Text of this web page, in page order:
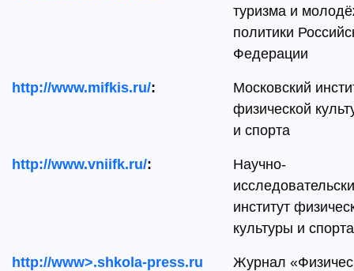
туризма и
политики
Федерации
http://www.mifkis.ru/:
Московский
физической
и спорта
http://www.vniifk.ru/:
Научно-
институт
культуры и спорта
http://www>.shkola-press.ru
Журнал